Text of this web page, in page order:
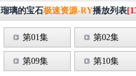
瑠璃的宝石极速资源-RY播放列表
第01集 第02集
第09集 第10集